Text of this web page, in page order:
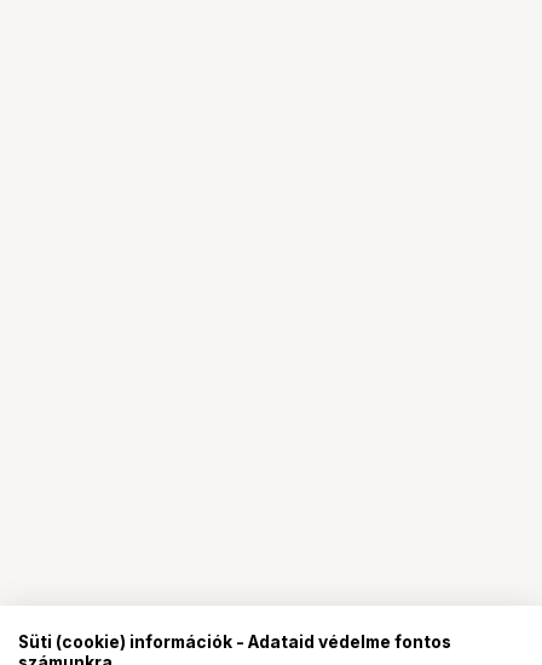
Süti (cookie) információk - Adataid védelme fontos